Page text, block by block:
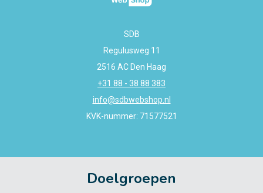
SDB
Regulusweg 11
2516 AC Den Haag
+31 88 - 38 88 383
info@sdbwebshop.nl
KVK-nummer: 71577521
Doelgroepen